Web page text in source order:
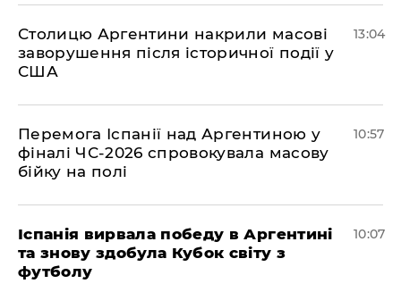
Столицю Аргентини накрили масові
заворушення після історичної події у
США
13:04
Перемога Іспанії над Аргентиною у
фіналі ЧС-2026 спровокувала масову
бійку на полі
10:57
Іспанія вирвала победу в Аргентині
та знову здобула Кубок світу з
футболу
10:07